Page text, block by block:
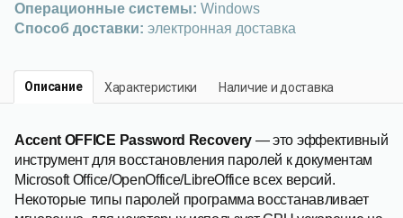
Операционные системы: Windows
Способ доставки: электронная доставка
Описание Характеристики Наличие и доставка
Accent OFFICE Password Recovery — это эффективный
инструмент для восстановления паролей к документам
Microsoft Office/OpenOffice/LibreOffice всех версий.
Некоторые типы паролей программа восстанавливает